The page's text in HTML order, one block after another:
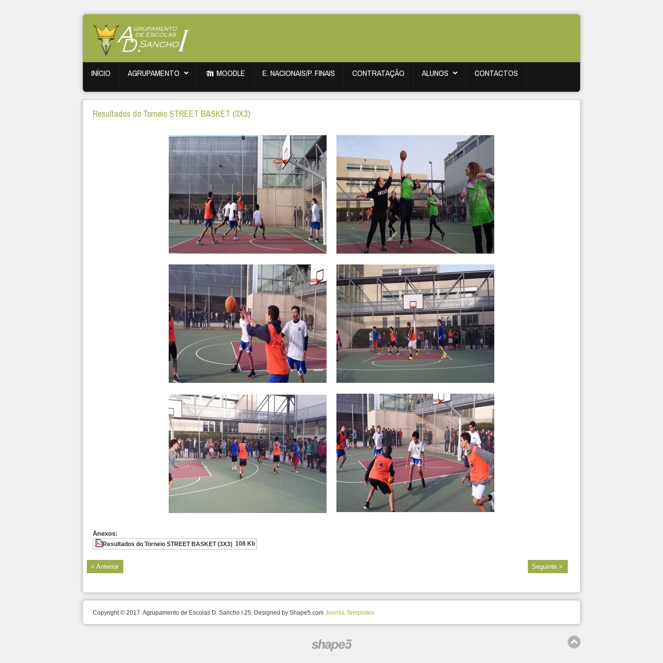
INÍCIO AGRUPAMENTO MOODLE E. NACIONAIS/P. FINAIS CONTRATAÇÃO ALUNOS CONTACTOS
Resultados do Torneio STREET BASKET (3X3)
Anexos:
Resultados do Torneio STREET BASKET (3X3) 108 Kb
< Anterior Seguinte >
Copyright © 2017. Agrupamento de Escolas D. Sancho I 25. Designed by Shape5.com Joomla Templates